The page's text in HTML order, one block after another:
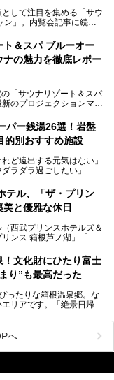
して注目を集める「サウ
ン」。内覧会記事に続
もちろん、リラックスス
ック。新横浜エリアで日
ブやスポーツ観戦遠征組
＆スパ ブルーオー
の魅力を徹底レポー
「サウナリゾート＆スパ
のプロジェクションマッ
験できます。
先にお邪魔し、その全貌
が泳ぐ水風呂、そしてバ
…。驚きの連続だった館
パー銭湯26選！岩盤
的別おすすめ施設
ど遠出する元気はない」
ラダラ過ごしたい」
を叶えてくれるのが、神
日中遊べるエンタメ施設
銭湯が数多く揃っていま
設26選を「安さ」「岩
して紹介します。
て、最高のリフレッシュ
テル、「ザ・プリン
と優雅な休日
西武プリンスホテルズ＆
ンス 箱根芦ノ湖」「芦
4軒あり、今回ご紹介する
その中でもフラッグシッ
なホテルです。
、村野藤吾が芦ノ湖の畔
こ。自家源泉の温泉や、
テルズワールドワイド
湖のPR記事です。
！文化財にひたり富士
り”も最高だった
ったりな箱根温泉郷。な
リアです。「絶景日帰り
り温泉。
湖畔蛸川温泉 龍宮殿」と
宮殿本館」の営業時間に
間帯にも「龍宮殿本館」
へ